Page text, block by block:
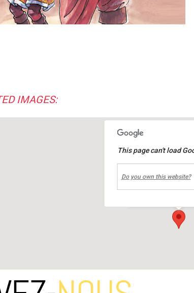
IMAGES:
Médiathèque
This page can't load
Do you own this website?